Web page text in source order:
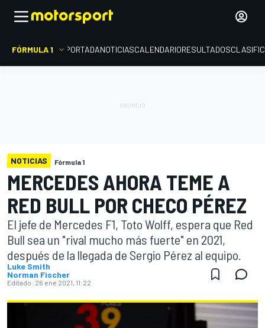
FÓRMULA 1 PORTADANOTICIASCALENDARIORESULTADOS
NOTICIAS Fórmula 1
MERCEDES AHORA TEME A
RED BULL POR CHECO PÉREZ
El jefe de Mercedes F1, Toto Wolff, espera que Red
Bull sea un "rival mucho más fuerte" en 2021,
después de la llegada de Sergio Pérez al equipo.
Luke Smith
Norman Fischer
Editado: 26 ene 2021, 11:22